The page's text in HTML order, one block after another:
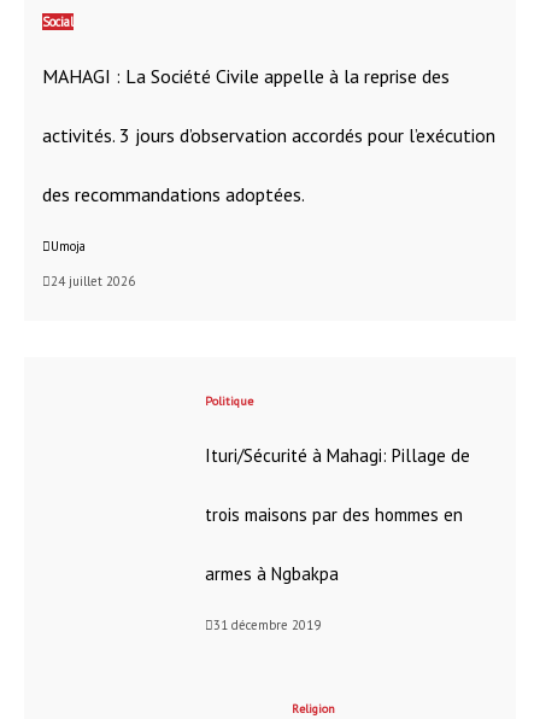
Social
MAHAGI : La Société Civile appelle à la reprise des
activités. 3 jours d’observation accordés pour l’exécution
des recommandations adoptées.
Umoja
24 juillet 2026
Politique
Ituri/Sécurité à Mahagi: Pillage de
trois maisons par des hommes en
armes à Ngbakpa
31 décembre 2019
Religion